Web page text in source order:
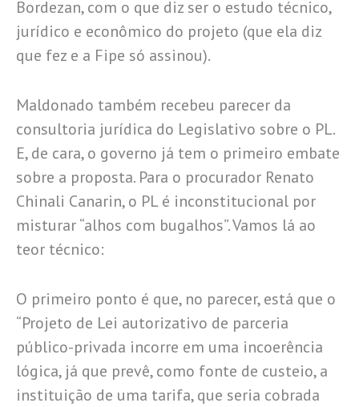
Bordezan, com o que diz ser o estudo técnico,
jurídico e econômico do projeto (que ela diz
que fez e a Fipe só assinou).
Maldonado também recebeu parecer da
consultoria jurídica do Legislativo sobre o PL.
E, de cara, o governo já tem o primeiro embate
sobre a proposta. Para o procurador Renato
Chinali Canarin, o PL é inconstitucional por
misturar “alhos com bugalhos”. Vamos lá ao
teor técnico:
O primeiro ponto é que, no parecer, está que o
“Projeto de Lei autorizativo de parceria
público-privada incorre em uma incoerência
lógica, já que prevê, como fonte de custeio, a
instituição de uma tarifa, que seria cobrada